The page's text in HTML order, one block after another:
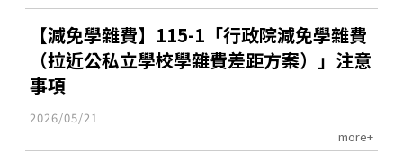
【減免學雜費】115-1「行政院減免學雜費
（拉近公私立學校學雜費差距方案）」注意
事項
2026/05/21
more+